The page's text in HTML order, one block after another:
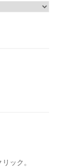
ック。